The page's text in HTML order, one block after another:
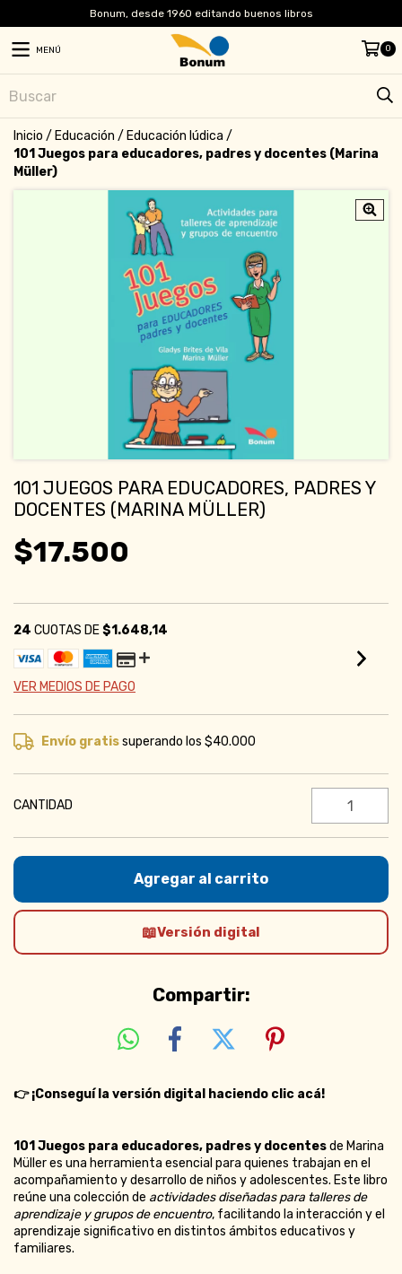
Bonum, desde 1960 editando buenos libros
MENÚ 0
Inicio / Educación / Educación lúdica /
101 Juegos para educadores, padres y docentes (Marina
Müller)
101 JUEGOS PARA EDUCADORES, PADRES Y
DOCENTES (MARINA MÜLLER)
$17.500
24 CUOTAS DE$1.648,14
VER MEDIOS DE PAGO
Envío gratissuperando los$40.000
CANTIDAD
Versión digital
Compartir:
👉¡Conseguí la versión digital haciendo clic acá!
101 Juegos para educadores, padres y docentesde Marina
Müller es una herramienta esencial para quienes trabajan en el
acompañamiento y desarrollo de niños y adolescentes. Este libro
reúne una colección de actividades diseñadas para talleres de
aprendizaje y grupos de encuentro, facilitando la interacción y el
aprendizaje significativo en distintos ámbitos educativos y
familiares.